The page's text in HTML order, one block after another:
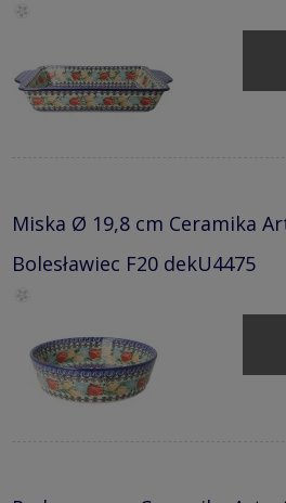
Miska Ø 19,8 cm Ceramika
Bolesławiec F20 dekU4475